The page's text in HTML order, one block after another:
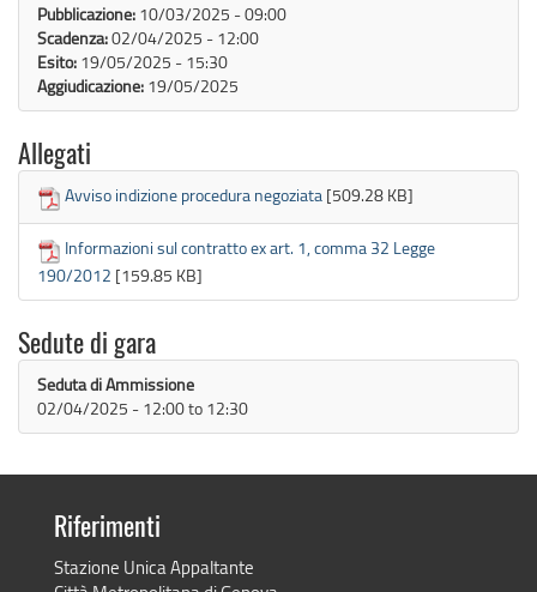
Pubblicazione: 10/03/2025 - 09:00
Scadenza:02/04/2025 - 12:00
Esito: 19/05/2025 - 15:30
Aggiudicazione: 19/05/2025
Allegati
Avviso indizione procedura negoziata [509.28 KB]
Informazioni sul contratto ex art. 1, comma 32 Legge
190/2012 [159.85 KB]
Sedute di gara
Seduta di Ammissione
02/04/2025 - 12:00to 12:30
Riferimenti
Stazione Unica Appaltante